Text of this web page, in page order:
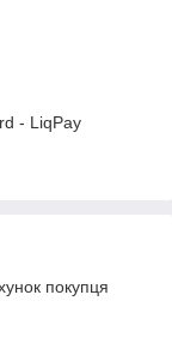
- LiqPay
покупця